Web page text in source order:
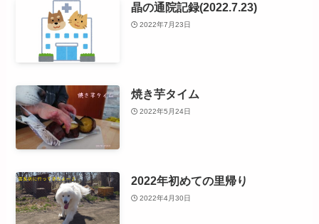
晶の通院記録(2022.7.23)
2022年7月23日
焼き芋タイム
2022年5月24日
2022年初めての里帰り
2022年4月30日